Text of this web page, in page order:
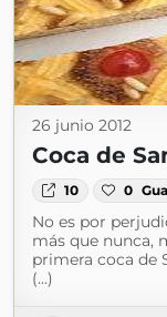
26 junio 2012
Coca de
10 0
No es por
más que nunca,
primera coca de
(...)